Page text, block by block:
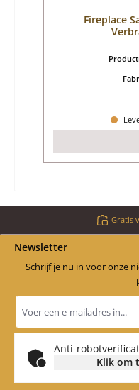
Fireplace
Gratis
Newsletter
Schrijf je nu in voor onze
mailadres
*
Anti-
Klik om